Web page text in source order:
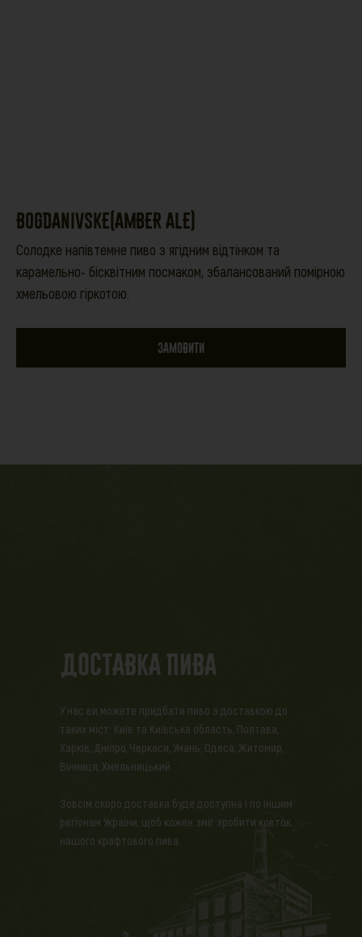
BOGDANIVSKE(AMBER ALE)
Солодке напівтемне пиво з ягідним відтінком та
карамельно- бісквітним посмаком, збалансований помірною
хмельовою гіркотою.
ЗАМОВИТИ
Доставка пива
У нас ви можете придбати пиво з доставкою до
таких міст: Київ та Київська область, Полтава,
Харків, Дніпро, Черкаси, Умань, Одеса, Житомир,
Вінниця, Хмельницький.
Зовсім скоро доставка буде доступна і по іншим
регіонам України, щоб кожен зміг зробити ковток
нашого крафтового пива.